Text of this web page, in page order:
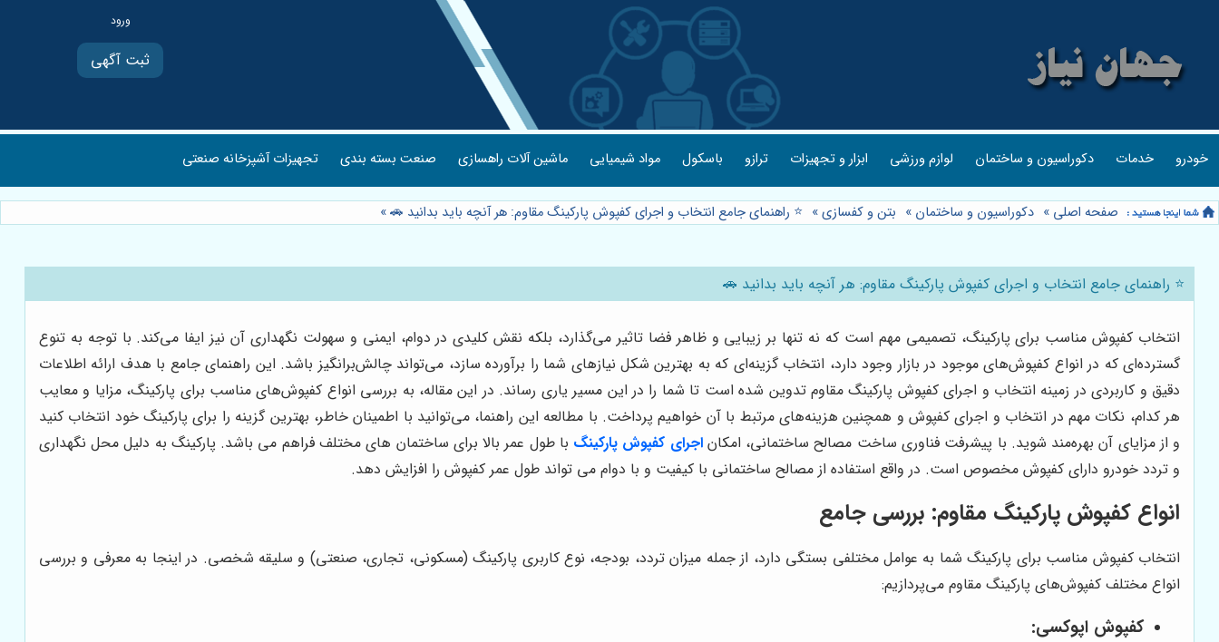
ثبت آگهی
خودرو خدمات دکوراسیون و ساختمان لوازم ورزشی ابزار و تجهیزات ترازو باسکول مواد شیمیایی ماشین آلات راهسازی صنعت بسته بندی تجهیزات آشپزخانه صنعتی
صفحه اصلی » دکوراسیون و ساختمان » بتن و کفسازی» ⭐️ راهنمای جامع انتخاب و اجرای کفپوش پارکینگ مقاوم: هر آنچه باید بدانید 🚗»
⭐️ راهنمای جامع انتخاب و اجرای کفپوش پارکینگ مقاوم: هر آنچه باید بدانید 🚗
انتخاب کفپوش مناسب برای پارکینگ، تصمیمی مهم است که نه تنها بر زیبایی و ظاهر فضا تاثیر می‌گذارد، بلکه نقش کلیدی در دوام، ایمنی و سهولت نگهداری آن نیز ایفا می‌کند. با توجه به تنوع
گسترده‌ای که در انواع کفپوش‌های موجود در بازار وجود دارد، انتخاب گزینه‌ای که به بهترین شکل نیازهای شما را برآورده سازد، می‌تواند چالش‌برانگیز باشد. این راهنمای جامع با هدف ارائه اطلاعات
دقیق و کاربردی در زمینه انتخاب و اجرای کفپوش پارکینگ مقاوم تدوین شده است تا شما را در این مسیر یاری رساند. در این مقاله، به بررسی انواع کفپوش‌های مناسب برای پارکینگ، مزایا و معایب
هر کدام، نکات مهم در انتخاب و اجرای کفپوش و همچنین هزینه‌های مرتبط با آن خواهیم پرداخت. با مطالعه این راهنما، می‌توانید با اطمینان خاطر، بهترین گزینه را برای پارکینگ خود انتخاب کنید
و از مزایای آن بهره‌مند شوید. با پیشرفت فناوری ساخت مصالح ساختمانی، امکاناجرای کفپوش پارکینگ با طول عمر بالا برای ساختمان های مختلف فراهم می باشد. پارکینگ به دلیل محل نگهداری
و تردد خودرو دارای کفپوش مخصوص است. در واقع استفاده از مصالح ساختمانی با کیفیت و با دوام می تواند طول عمر کفپوش را افزایش دهد.
انواع کفپوش پارکینگ مقاوم: بررسی جامع
انتخاب کفپوش مناسب برای پارکینگ شما به عوامل مختلفی بستگی دارد، از جمله میزان تردد، بودجه، نوع کاربری پارکینگ (مسکونی، تجاری، صنعتی) و سلیقه شخصی. در اینجا به معرفی و بررسی
انواع مختلف کفپوش‌های پارکینگ مقاوم می‌پردازیم:
کفپوش اپوکسی: